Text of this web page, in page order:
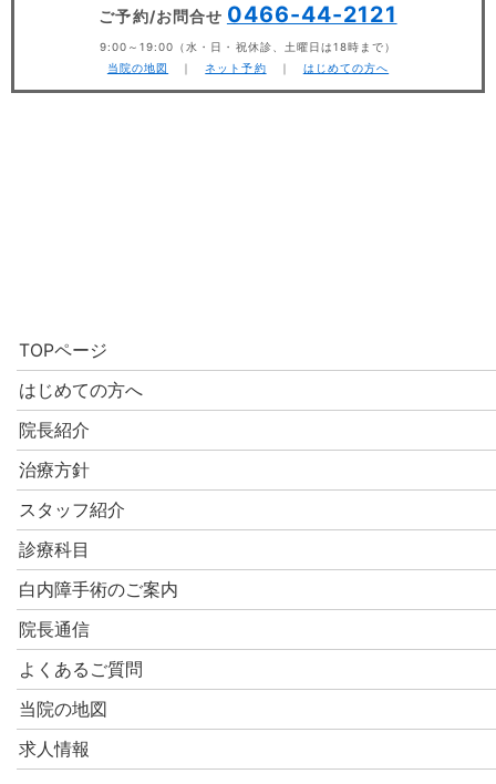
ご予約/お問合せ 0466-44-2121
9:00～19:00（水・日・祝休診 、土曜日は18時まで）
当院の地図
｜ネット予約 ｜ はじめての方へ
TOPページ
はじめての方へ
院長紹介
治療方針
スタッフ紹介
診療科目
白内障手術のご案内
院長通信
よくあるご質問
当院の地図
求人情報